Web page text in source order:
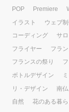
POP
Premiere
イラスト
ウェブ
コーディング
サ
フライヤー
フラ
フランスの祭り
ボトルデザイン
リ・デザイン
南仏
自然
花のある暮ら